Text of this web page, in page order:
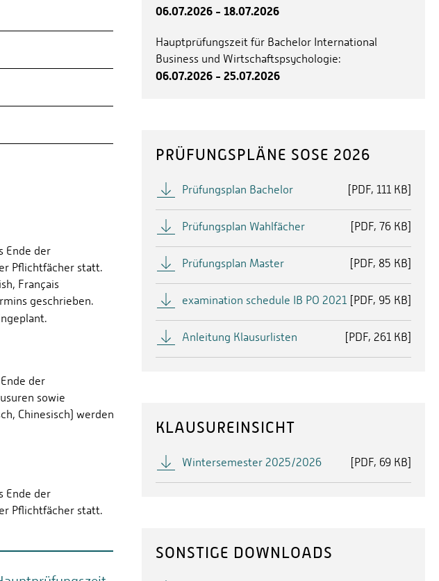
Ende der
Pflichtfächer statt.
Français
geschrieben.
der
sowie
Chinesisch) werden
Ende der
Pflichtfächer statt.
06.07.2026 - 18.07.2026
Hauptprüfungszeit für Bachelor International
Business und Wirtschaftspsychologie:
06.07.2026 - 25.07.2026
PRÜFUNGSPLÄNE SOSE 2026
Prüfungsplan Bachelor [PDF 111 KB]
Prüfungsplan Wahlfächer [PDF 76 KB]
Prüfungsplan Master [PDF 85 KB]
examination schedule IB PO 2021 [PDF 95 KB]
Anleitung Klausurlisten [PDF 261 KB]
KLAUSUREINSICHT
Wintersemester 2025/2026 [PDF 69 KB]
SONSTIGE DOWNLOADS